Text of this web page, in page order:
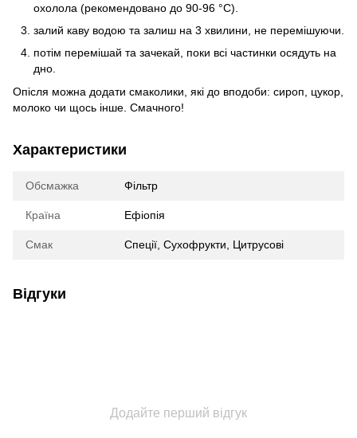
охолола (рекомендовано до 90-96 °C).
залий каву водою та залиш на 3 хвилини, не перемішуючи.
потім перемішай та зачекай, поки всі частинки осядуть на
дно.
Опісля можна додати смаколики, які до вподоби: сироп, цукор,
молоко чи щось інше. Смачного!
Характеристики
Обсмажка Фільтр
Країна Ефіопія
Смак Спеції, Сухофрукти, Цитрусові
Відгуки
Додайте перший відгук